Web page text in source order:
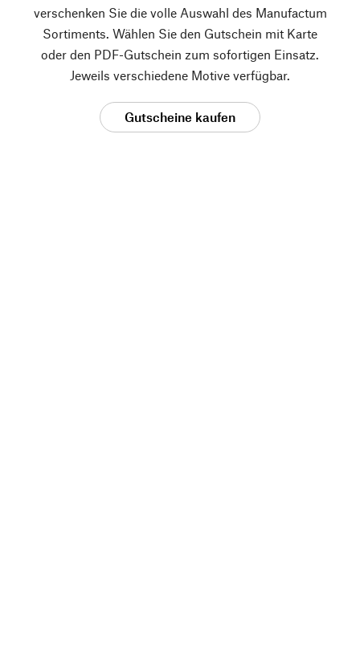
verschenken Sie die volle Auswahl des Manufactum
Sortiments. Wählen Sie den Gutschein mit Karte
oder den PDF-Gutschein zum sofortigen Einsatz.
Jeweils verschiedene Motive verfügbar.
Gutscheine kaufen